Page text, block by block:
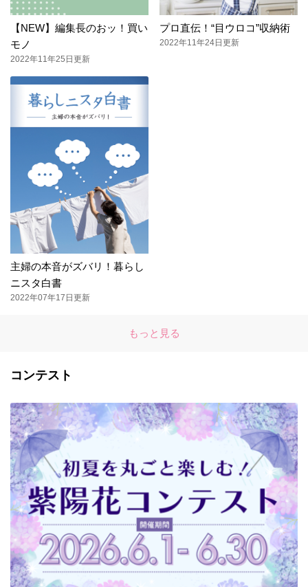
【NEW】編集長のおッ！買い
モノ
2022年11年25日更新
プロ直伝！“目ウロコ”収納術
2022年11年24日更新
主婦の本音がズバリ！暮らし
ニスタ白書
2022年07年17日更新
もっと見る
コンテスト